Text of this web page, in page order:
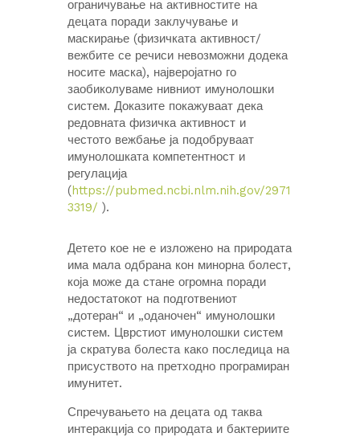
ограничување на активностите на
децата поради заклучување и
маскирање (физичката активност/
вежбите се речиси невозможни додека
носите маска), најверојатно го
заобиколуваме нивниот имунолошки
систем. Доказите покажуваат дека
редовната физичка активност и
честото вежбање ја подобруваат
имунолошката компетентност и
регулација
(https://pubmed.ncbi.nlm.nih.gov/2971
3319/ ).
Детето кое не е изложено на природата
има мала одбрана кон минорна болест,
која може да стане огромна поради
недостатокот на подготвениот
„дотеран“ и „оданочен“ имунолошки
систем. Цврстиот имунолошки систем
ја скратува болеста како последица на
присуството на претходно програмиран
имунитет.
Спречувањето на децата од таква
интеракција со природата и бактериите